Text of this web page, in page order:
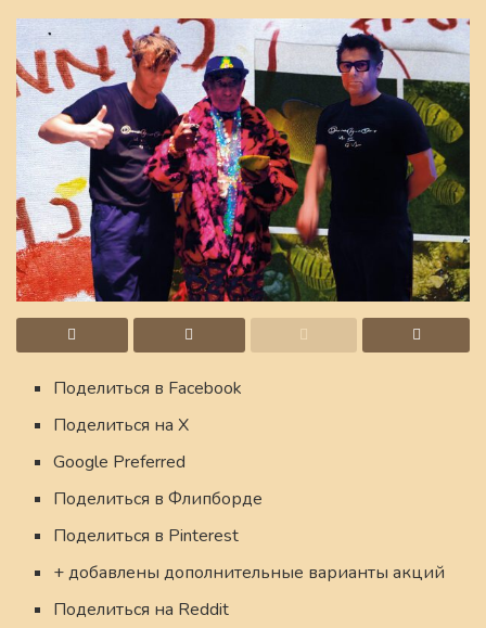
Поделиться в Facebook
Поделиться на X
Google Preferred
Поделиться в Флипборде
Поделиться в Pinterest
+ добавлены дополнительные варианты акций
Поделиться на Reddit